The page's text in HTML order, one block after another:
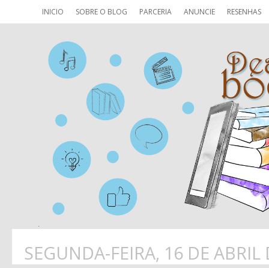
INICIO SOBRE O BLOG PARCERIA ANUNCIE RESENHAS
SEGUNDA-FEIRA, 16 DE ABRIL